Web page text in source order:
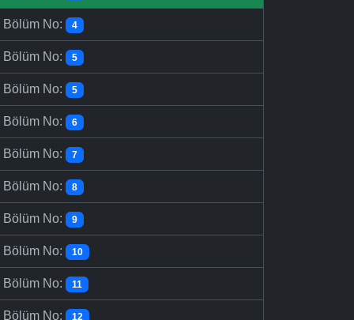
Bölüm No: 4
Bölüm No: 5
Bölüm No: 5
Bölüm No: 6
Bölüm No: 7
Bölüm No: 8
Bölüm No: 9
Bölüm No: 10
Bölüm No: 11
Bölüm No: 12